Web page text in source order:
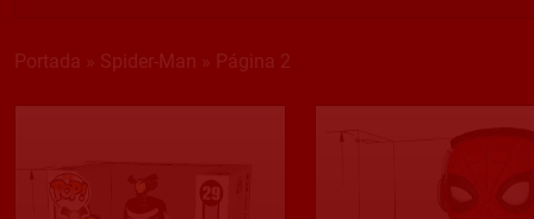
Portada Spider-Man Página 2